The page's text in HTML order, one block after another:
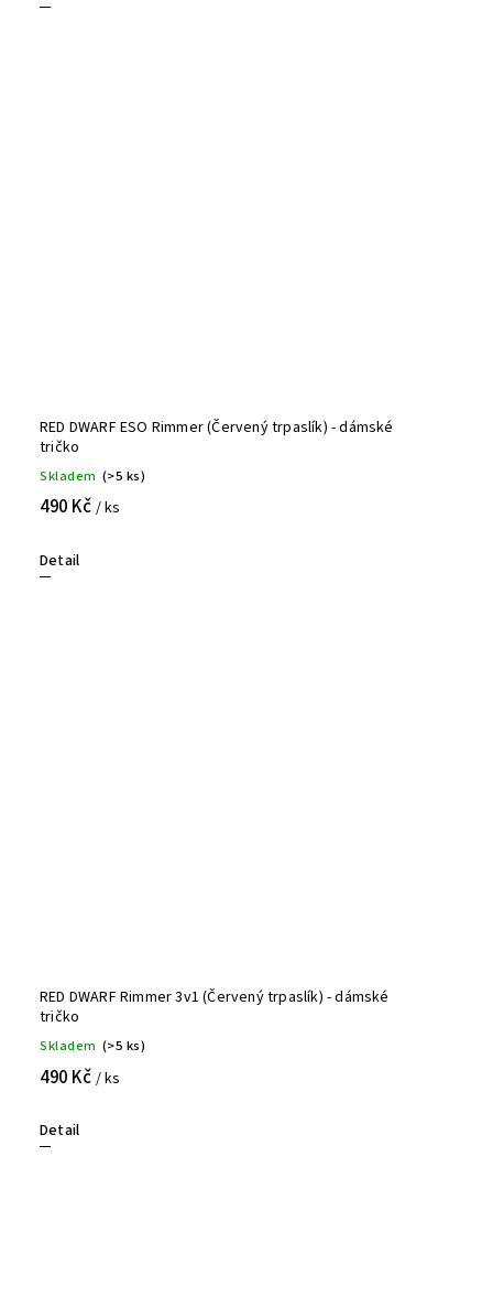
RED DWARF ESO Rimmer (Červený trpaslík) - dámské
tričko
Skladem (>5 ks)
490 Kč / ks
Detail
RED DWARF Rimmer 3v1 (Červený trpaslík) - dámské
tričko
Skladem (>5 ks)
490 Kč / ks
Detail